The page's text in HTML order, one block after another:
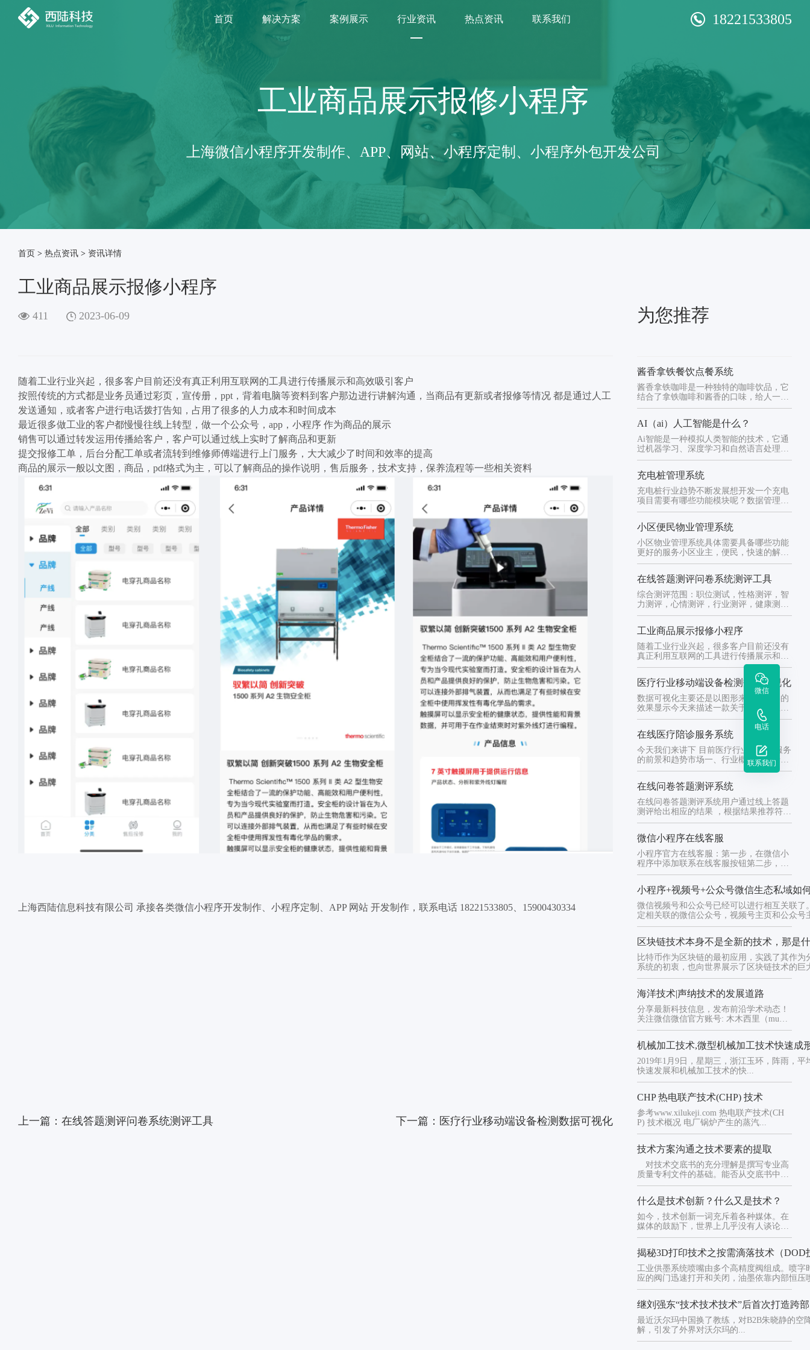
首页 解决方案 案例展示 行业资讯 热点资讯 联系我们 18221533805
工业商品展示报修小程序
上海微信小程序开发制作、APP、网站、小程序定制、小程序外包开发公司
首页 > 热点资讯 > 资讯详情
工业商品展示报修小程序
411 2023-06-09
随着工业行业兴起，很多客户目前还没有真正利用互联网的工具进行传播展示和高效吸引客户
按照传统的方式都是业务员通过彩页，宣传册，ppt，背着电脑等资料到客户那边进行讲解沟通，当商品有更新或者报修等情况 都是通过人工
发送通知，或者客户进行电话拨打告知，占用了很多的人力成本和时间成本
最近很多做工业的客户都慢慢往线上转型，做一个公众号，app，小程序 作为商品的展示
销售可以通过转发运用传播給客户，客户可以通过线上实时了解商品和更新
提交报修工单，后台分配工单或者流转到维修师傅端进行上门服务，大大减少了时间和效率的提高
商品的展示一般以文图，商品，pdf格式为主，可以了解商品的操作说明，售后服务，技术支持，保养流程等一些相关资料
上海西陆信息科技有限公司 承接各类微信小程序开发制作、小程序定制、APP 网站 开发制作，联系电话 18221533805、15900430334
上一篇：在线答题测评问卷系统测评工具 下一篇：医疗行业移动端设备检测数据可视化
为您推荐
酱香拿铁餐饮点餐系统
酱香拿铁咖啡是一种独特的咖啡饮品，它
结合了拿铁咖啡和酱香的口味，给人一种
独特的享受。拿铁咖啡是一种由...
AI（ai）人工智能是什么？
Ai智能是一种模拟人类智能的技术，它通
过机器学习、深度学习和自然语言处理等
技术，使计算机能够模拟人类...
充电桩管理系统
充电桩行业趋势不断发展想开发一个充电
项目需要有哪些功能模块呢？数据管理显
示1、电站管理：所有场站的名...
小区便民物业管理系统
小区物业管理系统具体需要具备哪些功能
更好的服务小区业主，便民，快速的解决
小区问题，为广大业主提供高效...
在线答题测评问卷系统测评工具
综合测评范围：职位测试，性格测评，智
力测评，心情测评，行业测评，健康测评
等等 通过用户线上提交表单 ...
工业商品展示报修小程序
随着工业行业兴起，很多客户目前还没有
真正利用互联网的工具进行传播展示和高
效吸引客户按照传统的方式都是...
医疗行业移动端设备检测数据可视化
数据可视化主要还是以图形来呈现最终的
效果显示今天来描述一款关于医疗行业的
数据显示可视化医疗行业中涉及...
在线医疗陪诊服务系统
今天我们来讲下 目前医疗行业中陪诊服务
的前景和趋势市场一、行业概述陪诊行业
是指为患者提供陪同就医、照...
在线问卷答题测评系统
在线问卷答题测评系统用户通过线上答题
测评给出相应的结果 ，根据结果推荐符合
的商品，从而精准有效的推荐
微信小程序在线客服
小程序官方在线客服：第一步，在微信小
程序中添加联系在线客服按钮第二步，接
入在线客服功能，设置【自动/...
小程序+视频号+公众号微信生态私域如
微信视频号和公众号已经可以进行相互关联了
定相关联的微信公众号，视频号主页和公众号
向...
区块链技术本身不是全新的技术，那是
比特币作为区块链的最初应用，实践了其作为
系统的初衷，也向世界展示了区块链技术的巨
海洋技术|声纳技术的发展道路
分享最新科技信息，发布前沿学术动态！
关注微信微信官方账号: 木木西里（mumu
xilinj）看看更...
机械加工技术,微型机械加工技术快速成
2019年1月9日，星期三，浙江玉环，阵雨，平
快速发展和机械加工技术的快...
CHP 热电联产技术(CHP) 技术
参考www.xilukeji.com 热电联产技术(CH
P) 技术概况 电厂锅炉产生的蒸汽...
技术方案沟通之技术要素的提取
对技术交底书的充分理解是撰写专业高
质量专利文件的基础。能否从交底书中提
取技术要素是撰写权利要求书的...
什么是技术创新？什么又是技术？
如今，技术创新一词充斥着各种媒体。在
媒体的鼓励下，世界上几乎没有人谈论技
术创新，宣传的力量令人惊叹...
揭秘3D打印技术之按需滴落技术（DOD
工业供墨系统喷嘴由多个高精度阀组成。喷字
应的阀门迅速打开和关闭，油墨依靠内部恒压
在运动表...
继刘强东“技术技术技术”后首次打造跨
最近沃尔玛中国换了教练，对B2B朱晓静的空
解，引发了外界对沃尔玛的...
微信
电话
联系我们
现在有优惠活动吗